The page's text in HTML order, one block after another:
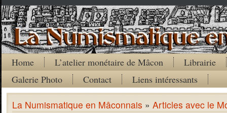
Home L’atelier monétaire de Mâcon
Librairie
Galerie Photo
Contact Liens intéressants
La Numismatique en Mâconnais » Articles avec le